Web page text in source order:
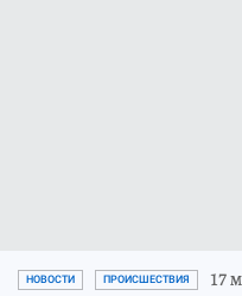
НОВОСТИ ПРОИСШЕСТВИЯ 17